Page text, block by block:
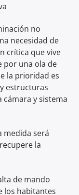
no
necesidad de
crítica que vive
por una ola de
la prioridad es
estructuras
cámara y sistema
medida será
la
de mando
los habitantes